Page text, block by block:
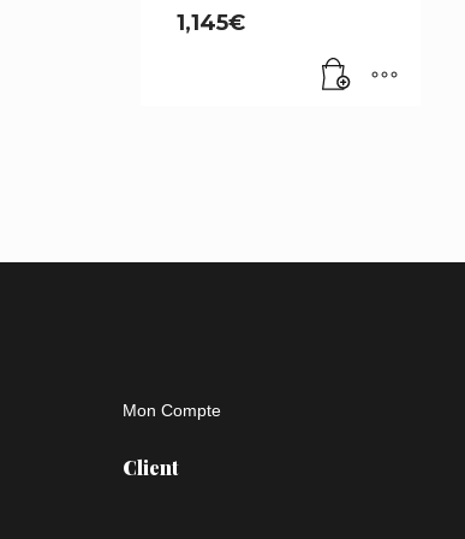
1,145€
Mon Compte
Client